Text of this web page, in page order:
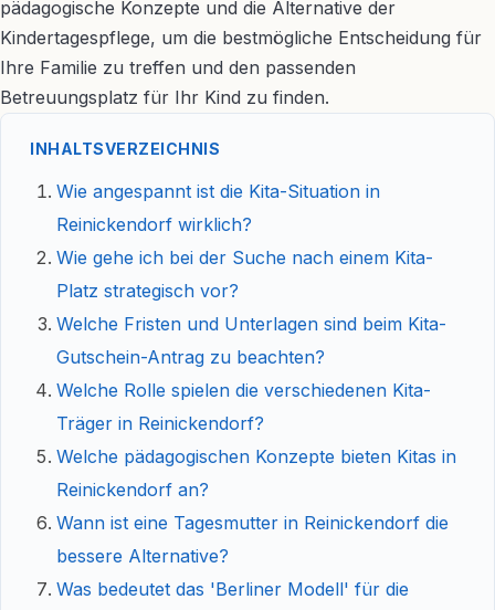
pädagogische Konzepte und die Alternative der
Kindertagespflege, um die bestmögliche Entscheidung für
Ihre Familie zu treffen und den passenden
Betreuungsplatz für Ihr Kind zu finden.
INHALTSVERZEICHNIS
Wie angespannt ist die Kita-Situation in
Reinickendorf wirklich?
Wie gehe ich bei der Suche nach einem Kita-
Platz strategisch vor?
Welche Fristen und Unterlagen sind beim Kita-
Gutschein-Antrag zu beachten?
Welche Rolle spielen die verschiedenen Kita-
Träger in Reinickendorf?
Welche pädagogischen Konzepte bieten Kitas in
Reinickendorf an?
Wann ist eine Tagesmutter in Reinickendorf die
bessere Alternative?
Was bedeutet das 'Berliner Modell' für die